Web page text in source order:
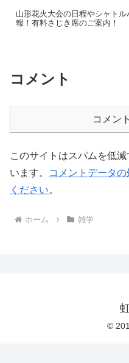
山形花火大会の日程やシャトル
報！有料さじき席のご案内！
コメント
コメン
このサイトはスパムを低
います。
コメントデータ
ください。
ホーム 雑学
©